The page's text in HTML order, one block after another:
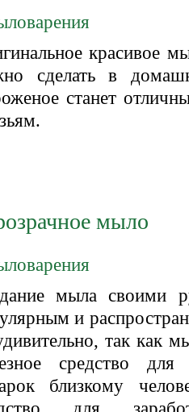
красивое
сделать в
станет
мыло
мыла своими
и
так как
средство для
близкому